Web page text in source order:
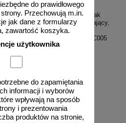
do prawidłowego
Przechowują m.in.
jak dane z formularzy
zawartość koszyka.
użytkownika
do zapamiętania
informacji i wyborów
wpływają na sposób
i prezentowania
produktów na stronie,
KC005
Strefa zagrożenia - znak
bezpieczeństwa, ostrzegający,
promieniowanie
elektromagnetyczne - KC005
od 3,87 zł
3,15 zł netto
do koszyka